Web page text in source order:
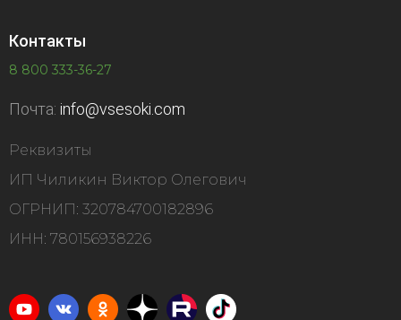
Контакты
8 800 333-36-27
Почта: info@vsesoki.com
Реквизиты
ИП Чиликин Виктор Олегович
ОГРНИП: 320784700182896
ИНН: 780156938226